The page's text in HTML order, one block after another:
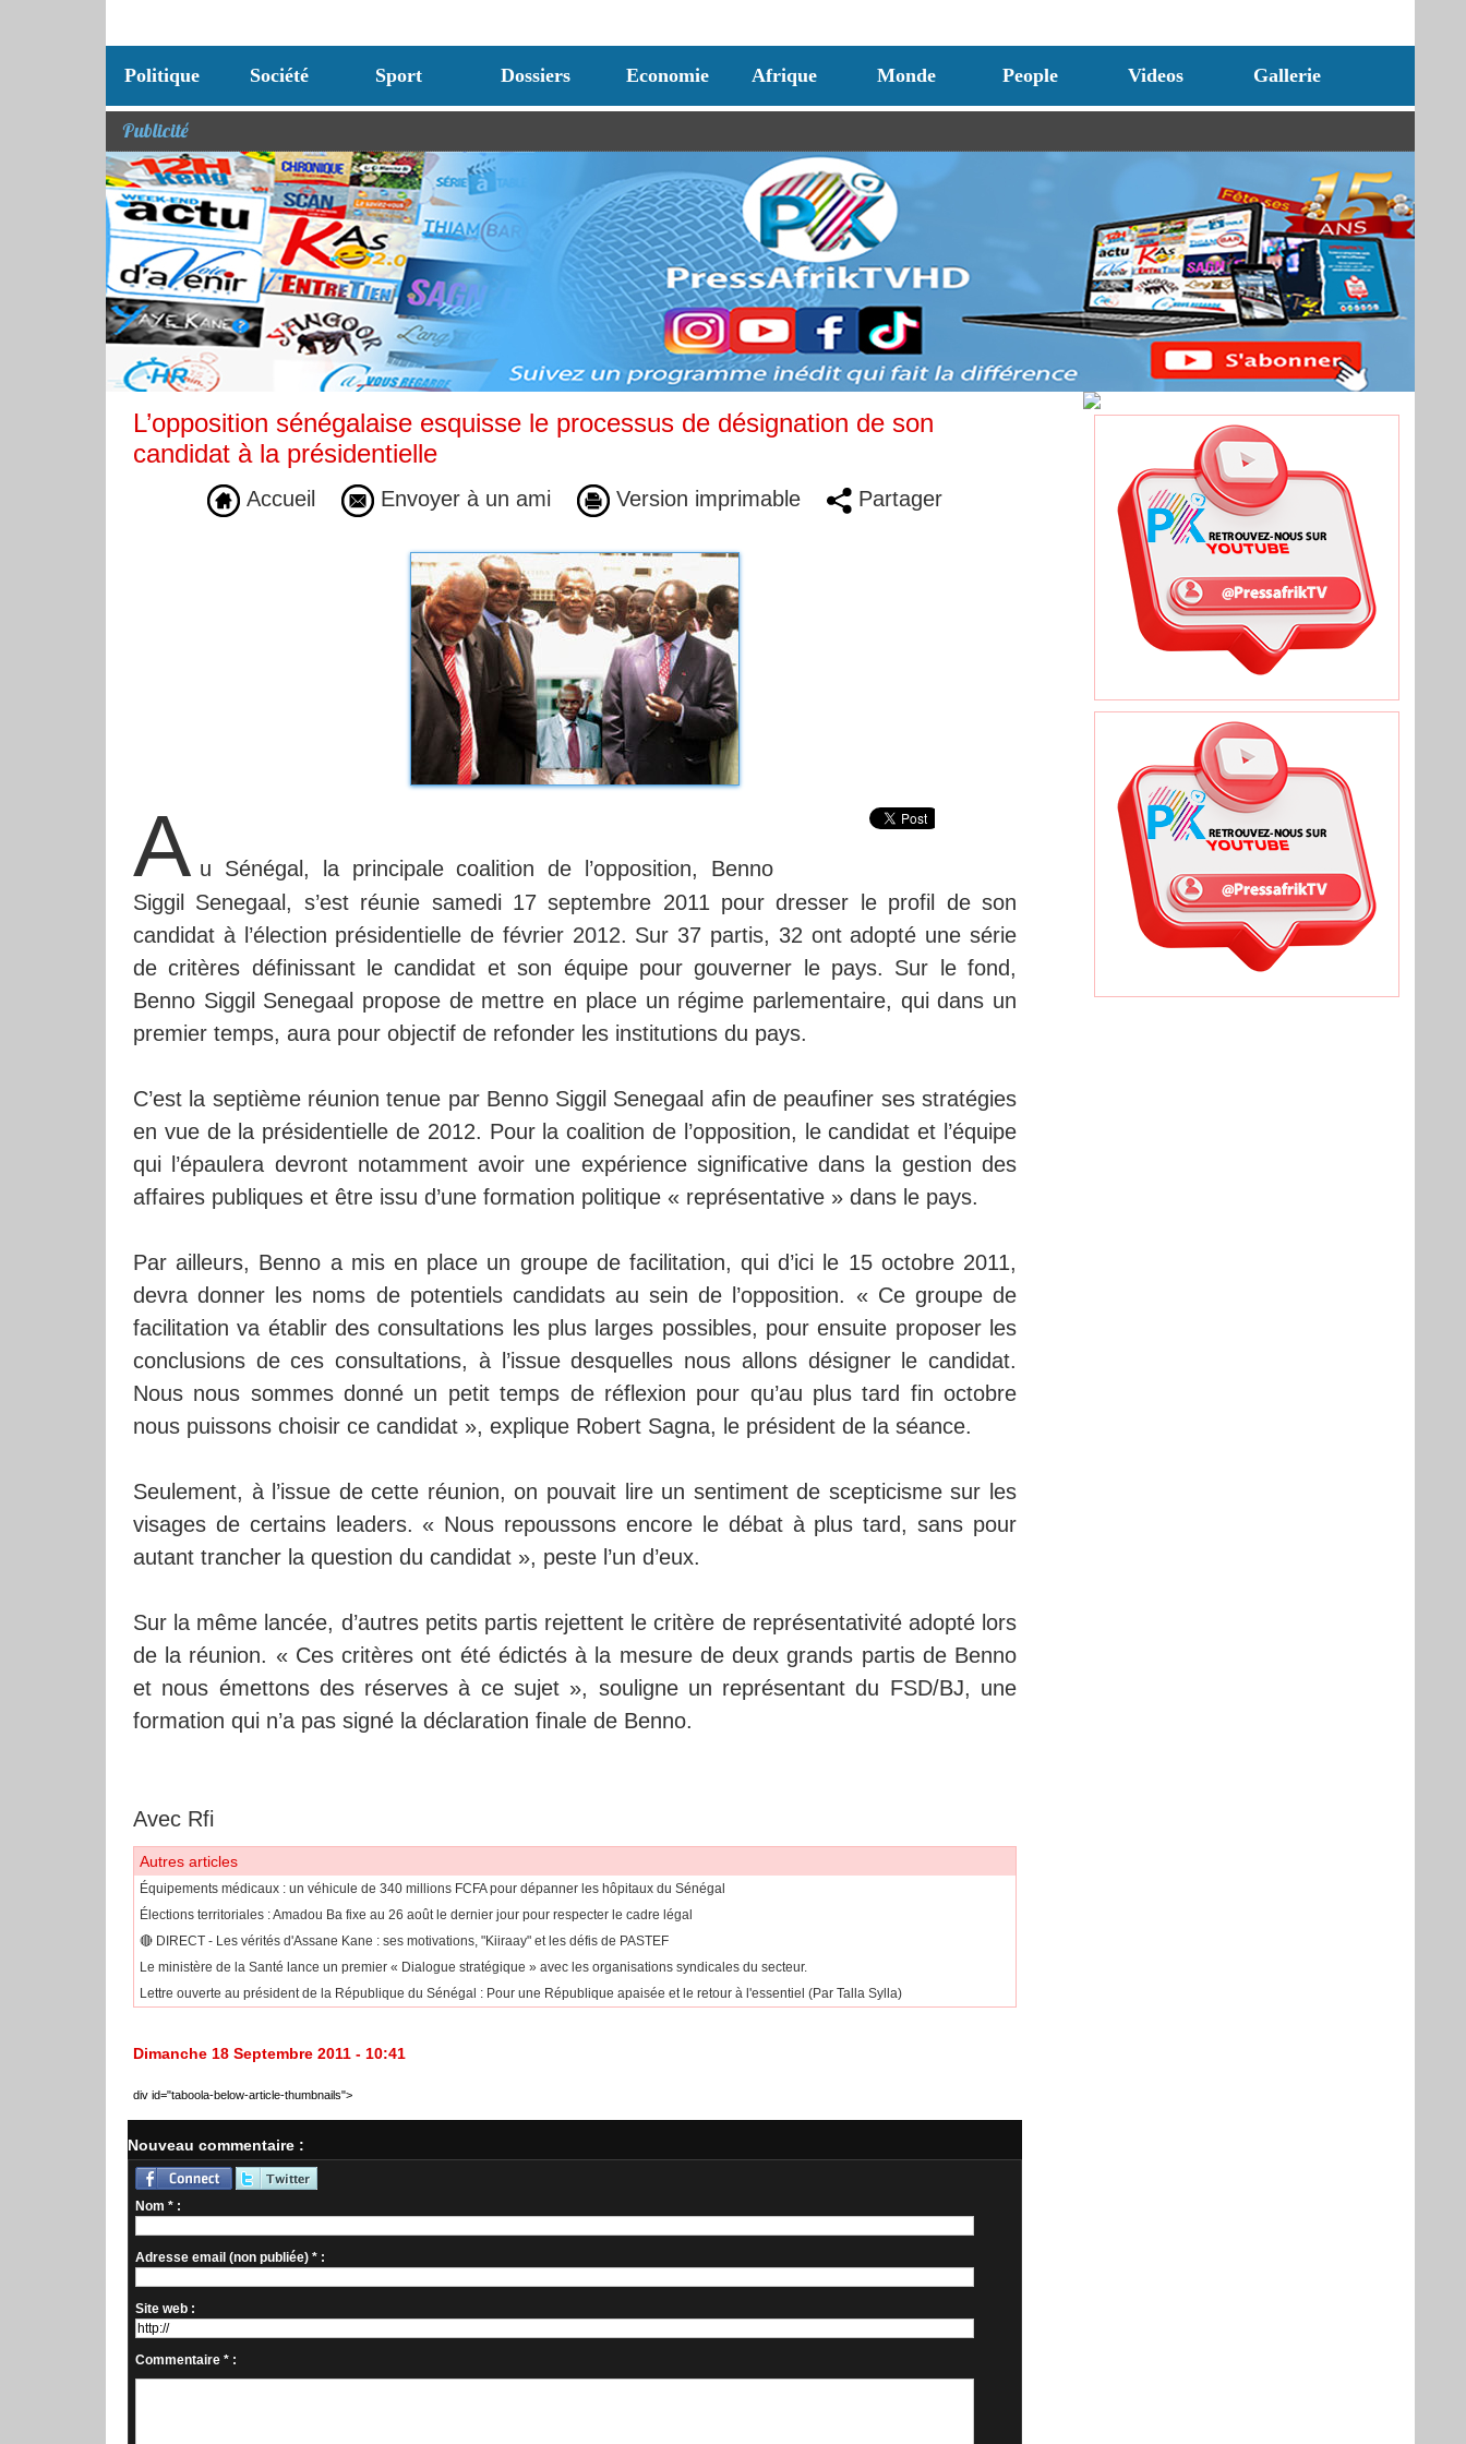
Politique Société Sport Dossiers Economie Afrique Monde People Videos Gallerie
Publicité
L’opposition sénégalaise esquisse le processus de désignation de son
candidat à la présidentielle
Accueil Envoyer à un ami Version imprimable Partager
A u Sénégal, la principale coalition de l’opposition, Benno
Siggil Senegaal, s’est réunie samedi 17 septembre 2011 pour dresser le profil de son
candidat à l’élection présidentielle de février 2012. Sur 37 partis, 32 ont adopté une série
de critères définissant le candidat et son équipe pour gouverner le pays. Sur le fond,
Benno Siggil Senegaal propose de mettre en place un régime parlementaire, qui dans un
premier temps, aura pour objectif de refonder les institutions du pays.
C’est la septième réunion tenue par Benno Siggil Senegaal afin de peaufiner ses stratégies
en vue de la présidentielle de 2012. Pour la coalition de l’opposition, le candidat et l’équipe
qui l’épaulera devront notamment avoir une expérience significative dans la gestion des
affaires publiques et être issu d’une formation politique « représentative » dans le pays.
Par ailleurs, Benno a mis en place un groupe de facilitation, qui d’ici le 15 octobre 2011,
devra donner les noms de potentiels candidats au sein de l’opposition. « Ce groupe de
facilitation va établir des consultations les plus larges possibles, pour ensuite proposer les
conclusions de ces consultations, à l’issue desquelles nous allons désigner le candidat.
Nous nous sommes donné un petit temps de réflexion pour qu’au plus tard fin octobre
nous puissons choisir ce candidat », explique Robert Sagna, le président de la séance.
Seulement, à l’issue de cette réunion, on pouvait lire un sentiment de scepticisme sur les
visages de certains leaders. « Nous repoussons encore le débat à plus tard, sans pour
autant trancher la question du candidat », peste l’un d’eux.
Sur la même lancée, d’autres petits partis rejettent le critère de représentativité adopté lors
de la réunion. « Ces critères ont été édictés à la mesure de deux grands partis de Benno
et nous émettons des réserves à ce sujet », souligne un représentant du FSD/BJ, une
formation qui n’a pas signé la déclaration finale de Benno.
Avec Rfi
Autres articles
Équipements médicaux : un véhicule de 340 millions FCFA pour dépanner les hôpitaux du Sénégal
Élections territoriales : Amadou Ba fixe au 26 août le dernier jour pour respecter le cadre légal
🔴​ DIRECT - Les vérités d'Assane Kane : ses motivations, "Kiiraay" et les défis de PASTEF
Le ministère de la Santé lance un premier « Dialogue stratégique » avec les organisations syndicales du secteur.
Lettre ouverte au président de la République du Sénégal : Pour une République apaisée et le retour à l'essentiel (Par Talla Sylla)
Dimanche 18 Septembre 2011 - 10:41
div id="taboola-below-article-thumbnails">
Nouveau commentaire :
Nom * :
Adresse email (non publiée) * :
Site web :
Commentaire * :